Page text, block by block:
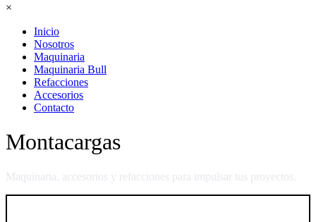
×
Inicio
Nosotros
Maquinaria
Maquinaria Bull
Refacciones
Accesorios
Contacto
Montacargas
Maquinaria, accesorios y refacciones para impulsar tus proyectos.